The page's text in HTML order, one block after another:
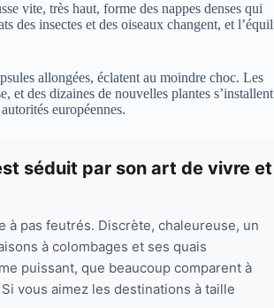
vite, très haut, forme des nappes denses qui
des insectes et des oiseaux changent, et
allongées, éclatent au moindre choc. Les
et des dizaines de nouvelles plantes s’installent
européennes.
séduit par son art de vivre et
à pas feutrés. Discrète, chaleureuse, un
à colombages et ses quais
puissant, que beaucoup comparent à
vous aimez les destinations à taille